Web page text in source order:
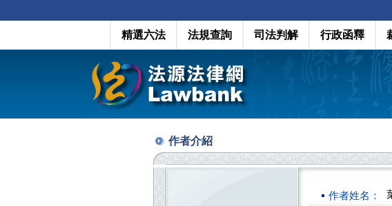
精選六法 法規查詢 司法判解 行政函釋
作者介紹
作者姓名：